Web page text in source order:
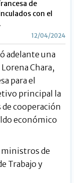
de
con el
12/04/2024
adelante una
Chara,
para el
principal la
cooperación
económico
de
Trabajo y